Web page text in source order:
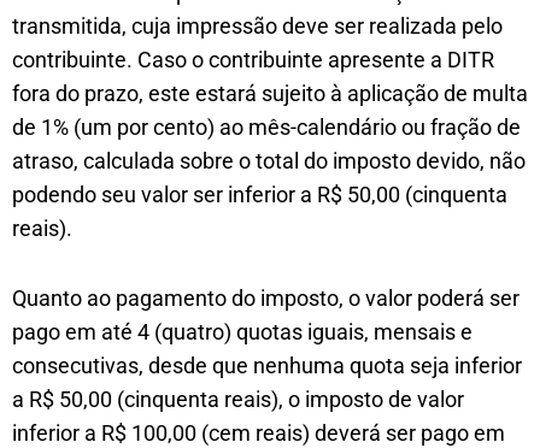
transmitida, cuja impressão deve ser realizada pelo
contribuinte. Caso o contribuinte apresente a DITR
fora do prazo, este estará sujeito à aplicação de multa
de 1% (um por cento) ao mês-calendário ou fração de
atraso, calculada sobre o total do imposto devido, não
podendo seu valor ser inferior a R$ 50,00 (cinquenta
reais).
Quanto ao pagamento do imposto, o valor poderá ser
pago em até 4 (quatro) quotas iguais, mensais e
consecutivas, desde que nenhuma quota seja inferior
a R$ 50,00 (cinquenta reais), o imposto de valor
inferior a R$ 100,00 (cem reais) deverá ser pago em